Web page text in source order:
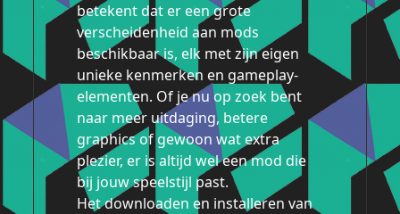
betekent dat er een grote
verscheidenheid aan mods
beschikbaar is, elk met zijn eigen
unieke kenmerken en gameplay-
elementen. Of je nu op zoek bent
naar meer uitdaging, betere
graphics of gewoon wat extra
plezier, er is altijd wel een mod die
bij jouw speelstijl past.
Het downloaden en installeren van